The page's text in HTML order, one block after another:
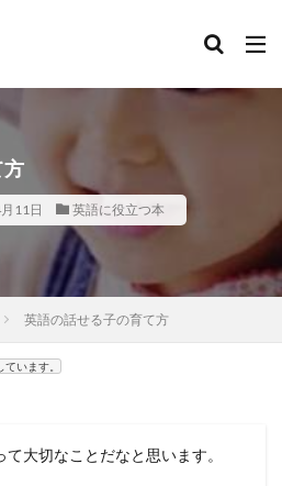
方
11日 英語に役立つ本
英語の話せる子の育て方
います。
大切なことだなと思います。